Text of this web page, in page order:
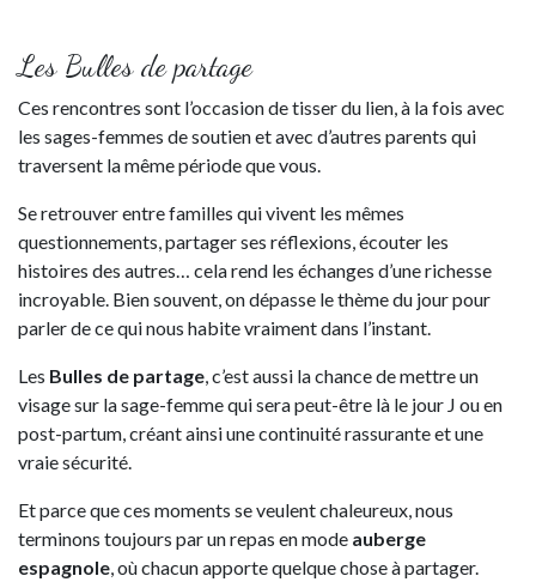
Les Bulles de partage
Ces rencontres sont l’occasion de tisser du lien, à la fois avec
les sages-femmes de soutien et avec d’autres parents qui
traversent la même période que vous.
Se retrouver entre familles qui vivent les mêmes
questionnements, partager ses réflexions, écouter les
histoires des autres… cela rend les échanges d’une richesse
incroyable. Bien souvent, on dépasse le thème du jour pour
parler de ce qui nous habite vraiment dans l’instant.
Les Bulles de partage, c’est aussi la chance de mettre un
visage sur la sage-femme qui sera peut-être là le jour J ou en
post-partum, créant ainsi une continuité rassurante et une
vraie sécurité.
Et parce que ces moments se veulent chaleureux, nous
terminons toujours par un repas en mode auberge
espagnole, où chacun apporte quelque chose à partager.